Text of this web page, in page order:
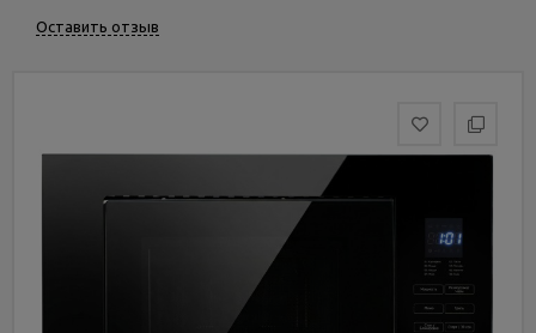
Оставить отзыв